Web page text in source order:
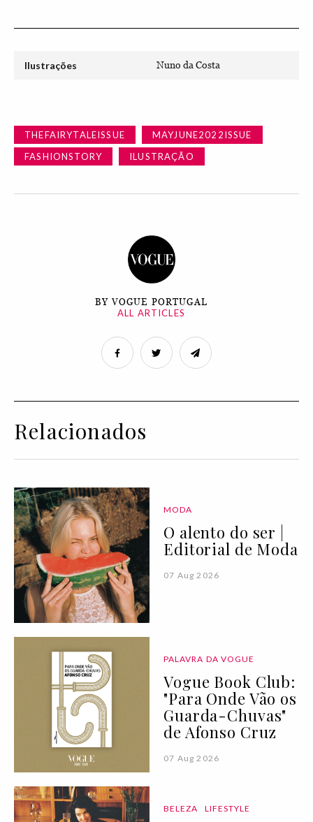
Ilustrações Nuno da Costa
THEFAIRYTALEISSUE
MAYJUNE2022ISSUE
FASHIONSTORY
ILUSTRAÇÃO
BY VOGUE PORTUGAL
ALL ARTICLES
Relacionados
MODA
O alento do ser |
Editorial de Moda
07 Aug 2026
PALAVRA DA VOGUE
Vogue Book Club:
"Para Onde Vão os
Guarda-Chuvas"
de Afonso Cruz
07 Aug 2026
BELEZA LIFESTYLE